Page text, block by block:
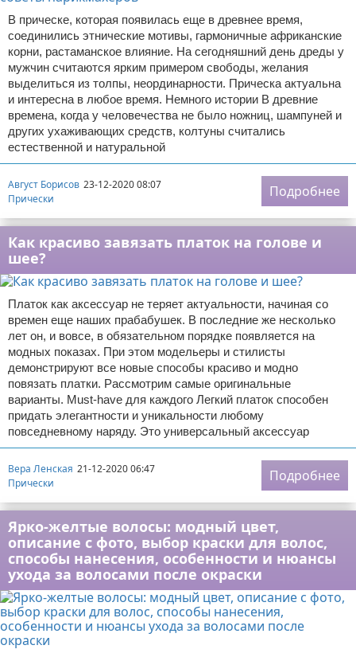
В прическе, которая появилась еще в древнее время,
соединились этнические мотивы, гармоничные африканские
корни, растаманское влияние. На сегодняшний день дреды у
мужчин считаются ярким примером свободы, желания
выделиться из толпы, неординарности. Прическа актуальна
и интересна в любое время. Немного истории В древние
времена, когда у человечества не было ножниц, шампуней и
других ухаживающих средств, колтуны считались
естественной и натуральной
Август Борисов 23-12-2020 08:07
Прически
Подробнее
Как красиво завязать платок на голове и
шее?
Платок как аксессуар не теряет актуальности, начиная со
времен еще наших прабабушек. В последние же несколько
лет он, и вовсе, в обязательном порядке появляется на
модных показах. При этом модельеры и стилисты
демонстрируют все новые способы красиво и модно
повязать платки. Рассмотрим самые оригинальные
варианты. Must-have для каждого Легкий платок способен
придать элегантности и уникальности любому
повседневному наряду. Это универсальный аксессуар
Вера Ленская 21-12-2020 06:47
Прически
Подробнее
Ярко-желтые волосы: модный цвет,
описание с фото, выбор краски для волос,
способы нанесения, особенности и нюансы
ухода за волосами после окраски